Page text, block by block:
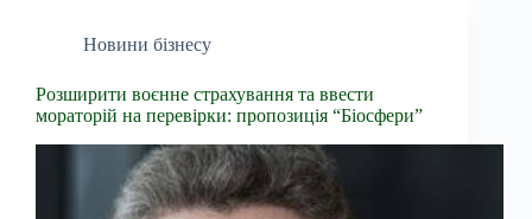
Новини бізнесу
Розширити воєнне страхування та ввести
мораторій на перевірки: пропозиція “Біосфери”